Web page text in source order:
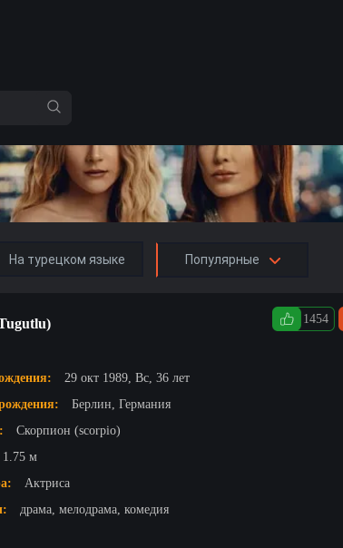
На турецком языке Популярные
1454
29 окт 1989, Вс, 36 лет
Берлин, Германия
Скорпион (scorpio)
1.75 м
Актриса
драма, мелодрама, комедия